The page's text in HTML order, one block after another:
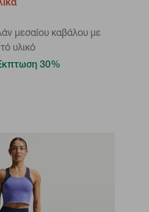
μεσαίου καβάλου με
υλικό
30%